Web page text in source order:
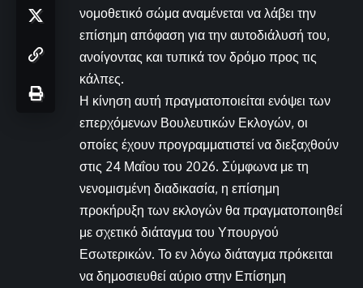
νομοθετικό σώμα αναμένεται να λάβει την
επίσημη απόφαση για την αυτοδιάλυσή του,
ανοίγοντας και τυπικά τον δρόμο προς τις
κάλπες.
Η κίνηση αυτή πραγματοποιείται ενόψει των
επερχόμενων Βουλευτικών Εκλογών, οι
οποίες έχουν προγραμματιστεί να διεξαχθούν
στις 24 Μαΐου του 2026. Σύμφωνα με τη
νενομισμένη διαδικασία, η επίσημη
προκήρυξη των εκλογών θα πραγματοποιηθεί
με σχετικό διάταγμα του Υπουργού
Εσωτερικών. Το εν λόγω διάταγμα πρόκειται
να δημοσιευθεί αύριο στην Επίσημη